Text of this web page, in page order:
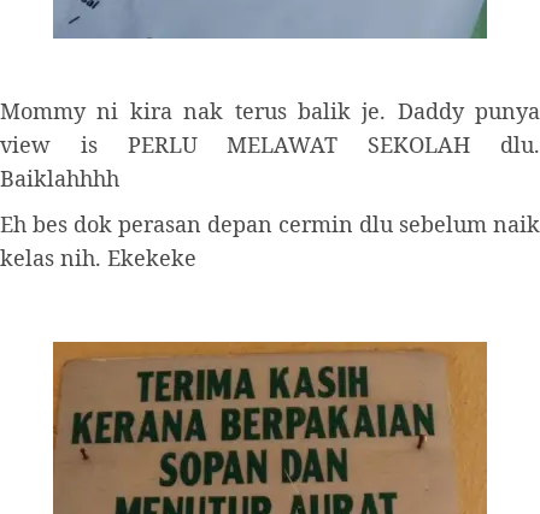
Mommy ni kira nak terus balik je. Daddy punya
view is PERLU MELAWAT SEKOLAH dlu.
Baiklahhhh
Eh bes dok perasan depan cermin dlu sebelum naik
kelas nih. Ekekeke